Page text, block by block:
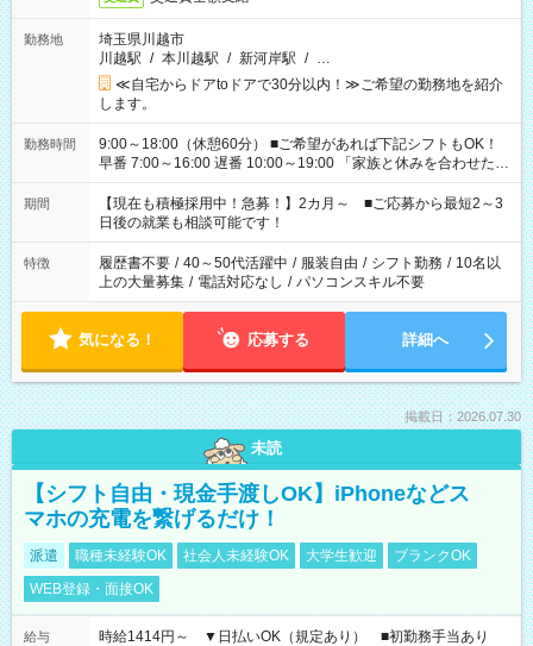
勤務地
埼玉県川越市
川越駅 / 本川越駅 / 新河岸駅 / …
≪自宅からドアtoドアで30分以内！≫ご希望の勤務地を紹介
します。
勤務時間
9:00～18:00（休憩60分） ■ご希望があれば下記シフトもOK！
早番 7:00～16:00 遅番 10:00～19:00 「家族と休みを合わせた
い」 「余裕を持って夕飯の準備がしたい」 「できれば残業はし
たくない」 など、ご希望を教えてくださいね。 ※Wワーク希望
の方へ 今ご覧のお仕事で希望する勤務時間と、もう1つのお仕事
の勤務時間。 合計で週40時間を超える場合は応募できません。
期間
【現在も積極採用中！急募！】2カ月～ ■ご応募から最短2～3
日後の就業も相談可能です！
特徴 履歴書不要 / 40～50代活躍中 / 服装自由 / シフト勤務 / 10名以
上の大量募集 / 電話対応なし / パソコンスキル不要
気になる！ 応募する 詳細へ
掲載日：2026.07.30
未読
【シフト自由・現金手渡しOK】iPhoneなどス
マホの充電を繋げるだけ！
派遣 職種未経験OK 社会人未経験OK 大学生歓迎
ブランクOK
WEB登録・面接OK
給与
時給1414円～ ▼日払いOK（規定あり） ■初勤務手当あり